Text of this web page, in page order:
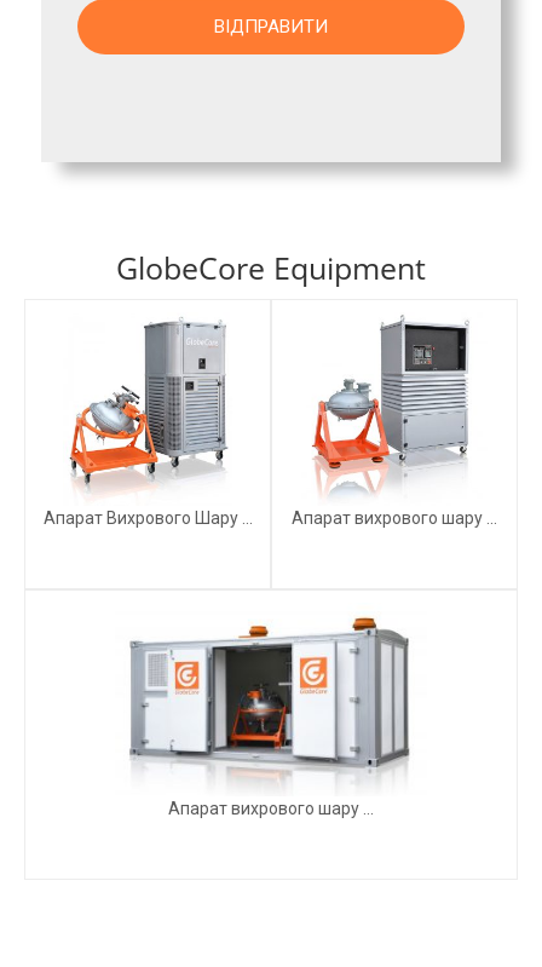
GlobeCore Equipment
Апарат Вихрового Шару ... Апарат вихрового шару ...
Апарат вихрового шару ...